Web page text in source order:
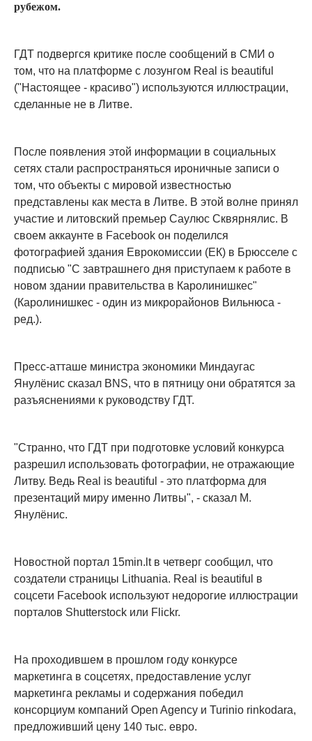
рубежом.
ГДТ подвергся критике после сообщений в СМИ о
том, что на платформе с лозунгом Real is beautiful
("Настоящее - красиво") используются иллюстрации,
сделанные не в Литве.
После появления этой информации в социальных
сетях стали распространяться ироничные записи о
том, что объекты с мировой известностью
представлены как места в Литве. В этой волне принял
участие и литовский премьер Саулюс Сквярнялис. В
своем аккаунте в Facebook он поделился
фотографией здания Еврокомиссии (ЕК) в Брюсселе с
подписью "С завтрашнего дня приступаем к работе в
новом здании правительства в Каролинишкес"
(Каролинишкес - один из микрорайонов Вильнюса -
ред.).
Пресс-атташе министра экономики Миндаугас
Янулёнис сказал BNS, что в пятницу они обратятся за
разъяснениями к руководству ГДТ.
"Странно, что ГДТ при подготовке условий конкурса
разрешил использовать фотографии, не отражающие
Литву. Ведь Real is beautiful - это платформа для
презентаций миру именно Литвы", - сказал М.
Янулёнис.
Новостной портал 15min.lt в четверг сообщил, что
создатели страницы Lithuania. Real is beautiful в
соцсети Facebook используют недорогие иллюстрации
порталов Shutterstock или Flickr.
На проходившем в прошлом году конкурсе
маркетинга в соцсетях, предоставление услуг
маркетинга рекламы и содержания победил
консорциум компаний Open Agency и Turinio rinkodara,
предложивший цену 140 тыс. евро.